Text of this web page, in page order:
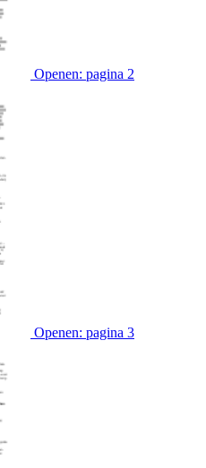
Openen: pagina 2
Openen: pagina 3